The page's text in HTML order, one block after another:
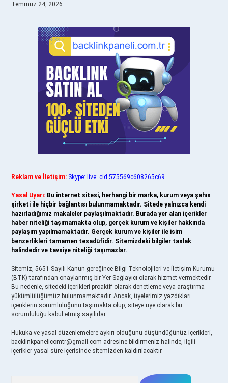
Temmuz 24, 2026
Reklam ve İletişim: Skype: live:.cid.575569c608265c69
Yasal Uyarı: Bu internet sitesi, herhangi bir marka, kurum veya şahıs
şirketi ile hiçbir bağlantısı bulunmamaktadır. Sitede yalnızca kendi
hazırladığımız makaleler paylaşılmaktadır. Burada yer alan içerikler
haber niteliği taşımamakta olup, gerçek kurum ve kişiler hakkında
paylaşım yapılmamaktadır. Gerçek kurum ve kişiler ile isim
benzerlikleri tamamen tesadüfidir. Sitemizdeki bilgiler taslak
halindedir ve tavsiye niteliği taşımazlar.
Sitemiz, 5651 Sayılı Kanun gereğince Bilgi Teknolojileri ve İletişim Kurumu
(BTK) tarafından onaylanmış bir Yer Sağlayıcı olarak hizmet vermektedir.
Bu nedenle, sitedeki içerikleri proaktif olarak denetleme veya araştırma
yükümlülüğümüz bulunmamaktadır. Ancak, üyelerimiz yazdıkları
içeriklerin sorumluluğunu taşımakta olup, siteye üye olarak bu
sorumluluğu kabul etmiş sayılırlar.
Hukuka ve yasal düzenlemelere aykırı olduğunu düşündüğünüz içerikleri,
backlinkpanelicomtr@gmail.com adresine bildirmeniz halinde, ilgili
içerikler yasal süre içerisinde sitemizden kaldırılacaktır.